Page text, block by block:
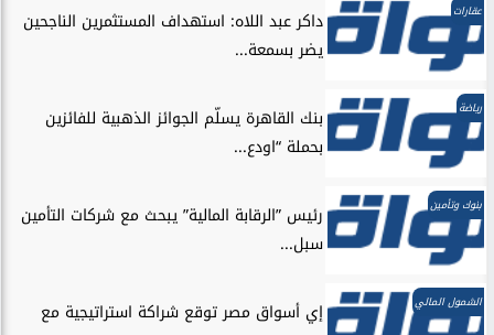
عقارات
داكر عبد اللاه: استهداف المستثمرين الناجحين
يضر بسمعة...
رياضة
بنك القاهرة يسلّم الجوائز الذهبية للفائزين
بحملة “اودع...
بنوك وتأمين
رئيس ”الرقابة المالية” يبحث مع شركات التأمين
سبل...
الشمول المالي
إي أسواق مصر توقع شراكة استراتيجية مع